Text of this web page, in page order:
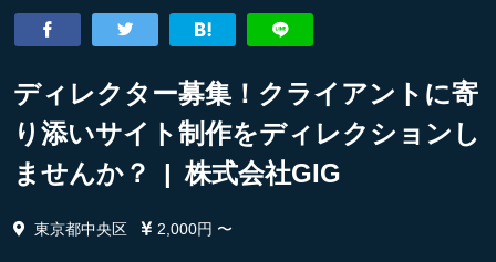
ディレクター募集！クライアントに寄
り添いサイト制作をディレクションし
ませんか？ | 株式会社GIG
東京都中央区 2,000円 〜